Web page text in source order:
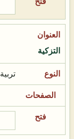
التزكية
تربية